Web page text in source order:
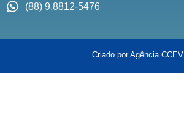
(88) 9.8812-5476
Criado por Agência CCEV